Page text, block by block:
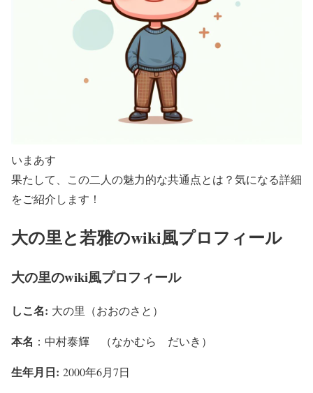
いまあす
果たして、この二人の魅力的な共通点とは？気になる詳細
をご紹介します！
大の里と若雅のwiki風プロフィール
大の里のwiki風プロフィール
しこ名: 大の里（おおのさと）
本名 ：中村泰輝 （なかむら だいき）
生年月日: 2000年6月7日